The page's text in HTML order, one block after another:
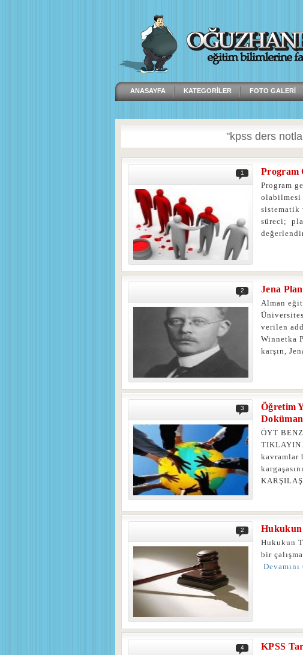
ANASAYFA KATEGORILER FOTO GALERI
"kpss ders
1 Program
Program
olabilmesi
sistematik
süreci;
2 Jena
Alman
verilen
Winnetka
karşın,
3
Öğretim
ÖYT
kavramlar
2 Hukukun
Hukukun
bir
4 KPSS